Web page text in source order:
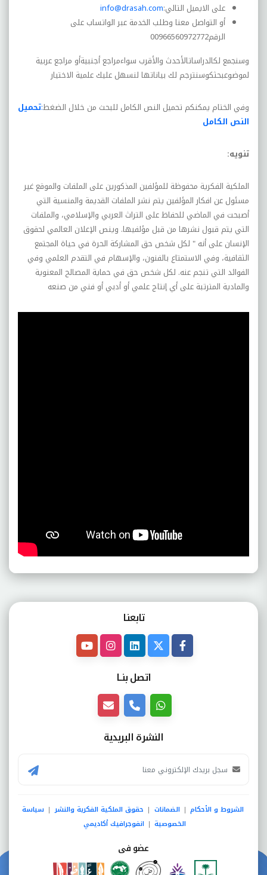
على الايميل التالي:
info@drasah.com
أو التواصل معنا وطلب الخدمة عبر الواتساب على
الرقم00966560972772
وسنجمع لكالدراساتالأحدث والأقرب سواءمراجع أجنبيةأو مراجع عربية
لموضوعبحثكوسنترجم لك بياناتها لنسهل عليك علمية الاختيار
وفي الختام يمكنكم تحميل النص الكامل للبحث من خلال الضغط:تحميل
النص الكامل
تنويه:
الملكية الفكرية محفوظة للمؤلفين المذكورين على الملفات والموقع غير
مسئول عن افكار المؤلفين يتم نشر الملفات القديمة والمنسية التي
أصبحت في الماضي للحفاظ على التراث العربي والإسلامي، والملفات
التي يتم قبول نشرها من قبل مؤلفيها. وينص الإعلان العالمي لحقوق
الإنسان على أنه " لكل شخص حق المشاركة الحرة في حياة المجتمع
الثقافية، وفي الاستمتاع بالفنون، والإسهام في التقدم العلمي وفي
الفوائد التي تنجم عنه. لكل شخص حق في حماية المصالح المعنوية
والمادية المترتبة على أي إنتاج علمي أو أدبي أو فني من صنعه
تابعنـا
اتصل بنــا
النشرة البريدية
الشروط و الأحكام | الضمانات | حقوق الملكية الفكرية والنشر | سياسة
الخصوصية | انفوجرافيك أكاديمي
عضو فى